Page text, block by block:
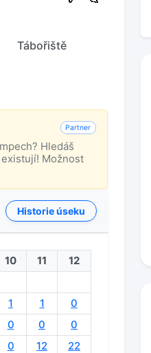
Tábořiště
Partner
Hledáš
Možnost
Historie úseku
10 11
12
1 1
0
0 0
0
0 12
22